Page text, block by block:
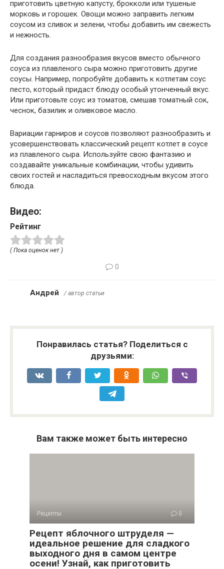
приготовить цветную капусту, брокколи или тушеные
морковь и горошек. Овощи можно заправить легким
соусом из сливок и зелени, чтобы добавить им свежесть
и нежность.
Для создания разнообразия вкусов вместо обычного
соуса из плавленого сыра можно приготовить другие
соусы. Например, попробуйте добавить к котлетам соус
песто, который придаст блюду особый утонченный вкус.
Или приготовьте соус из томатов, смешав томатный сок,
чеснок, базилик и оливковое масло.
Вариации гарниров и соусов позволяют разнообразить и
усовершенствовать классический рецепт котлет в соусе
из плавленого сыра. Используйте свою фантазию и
создавайте уникальные комбинации, чтобы удивить
своих гостей и насладиться превосходным вкусом этого
блюда.
Видео:
Рейтинг
( Пока оценок нет )
0
Андрей / автор статьи
Понравилась статья? Поделиться с
друзьями:
Вам также может быть интересно
Рецепты 0
Рецепт яблочного штруделя —
идеальное решение для сладкого
выходного дня в самом центре
осени! Узнай, как приготовить